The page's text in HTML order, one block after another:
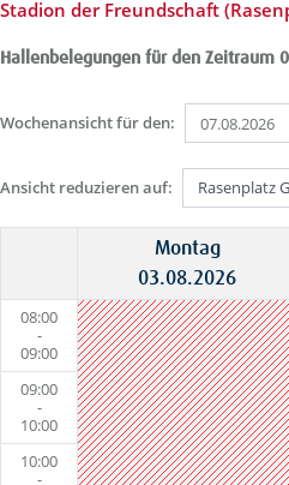
Stadion der Freundschaft
Hallenbelegungen für den Zeitraum
Wochenansicht für den:
Ansicht reduzieren auf:
08:00
-
09:00
09:00
-
10:00
10:00
-
Montag
03.08.2026